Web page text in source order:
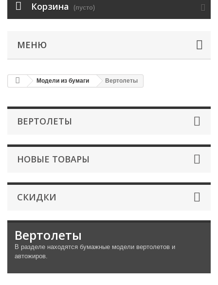
Корзина (пусто)
МЕНЮ
Модели из бумаги Вертолеты
ВЕРТОЛЕТЫ
НОВЫЕ ТОВАРЫ
СКИДКИ
Вертолеты
В разделе находятся бумажные модели вертолетов и
автожиров.